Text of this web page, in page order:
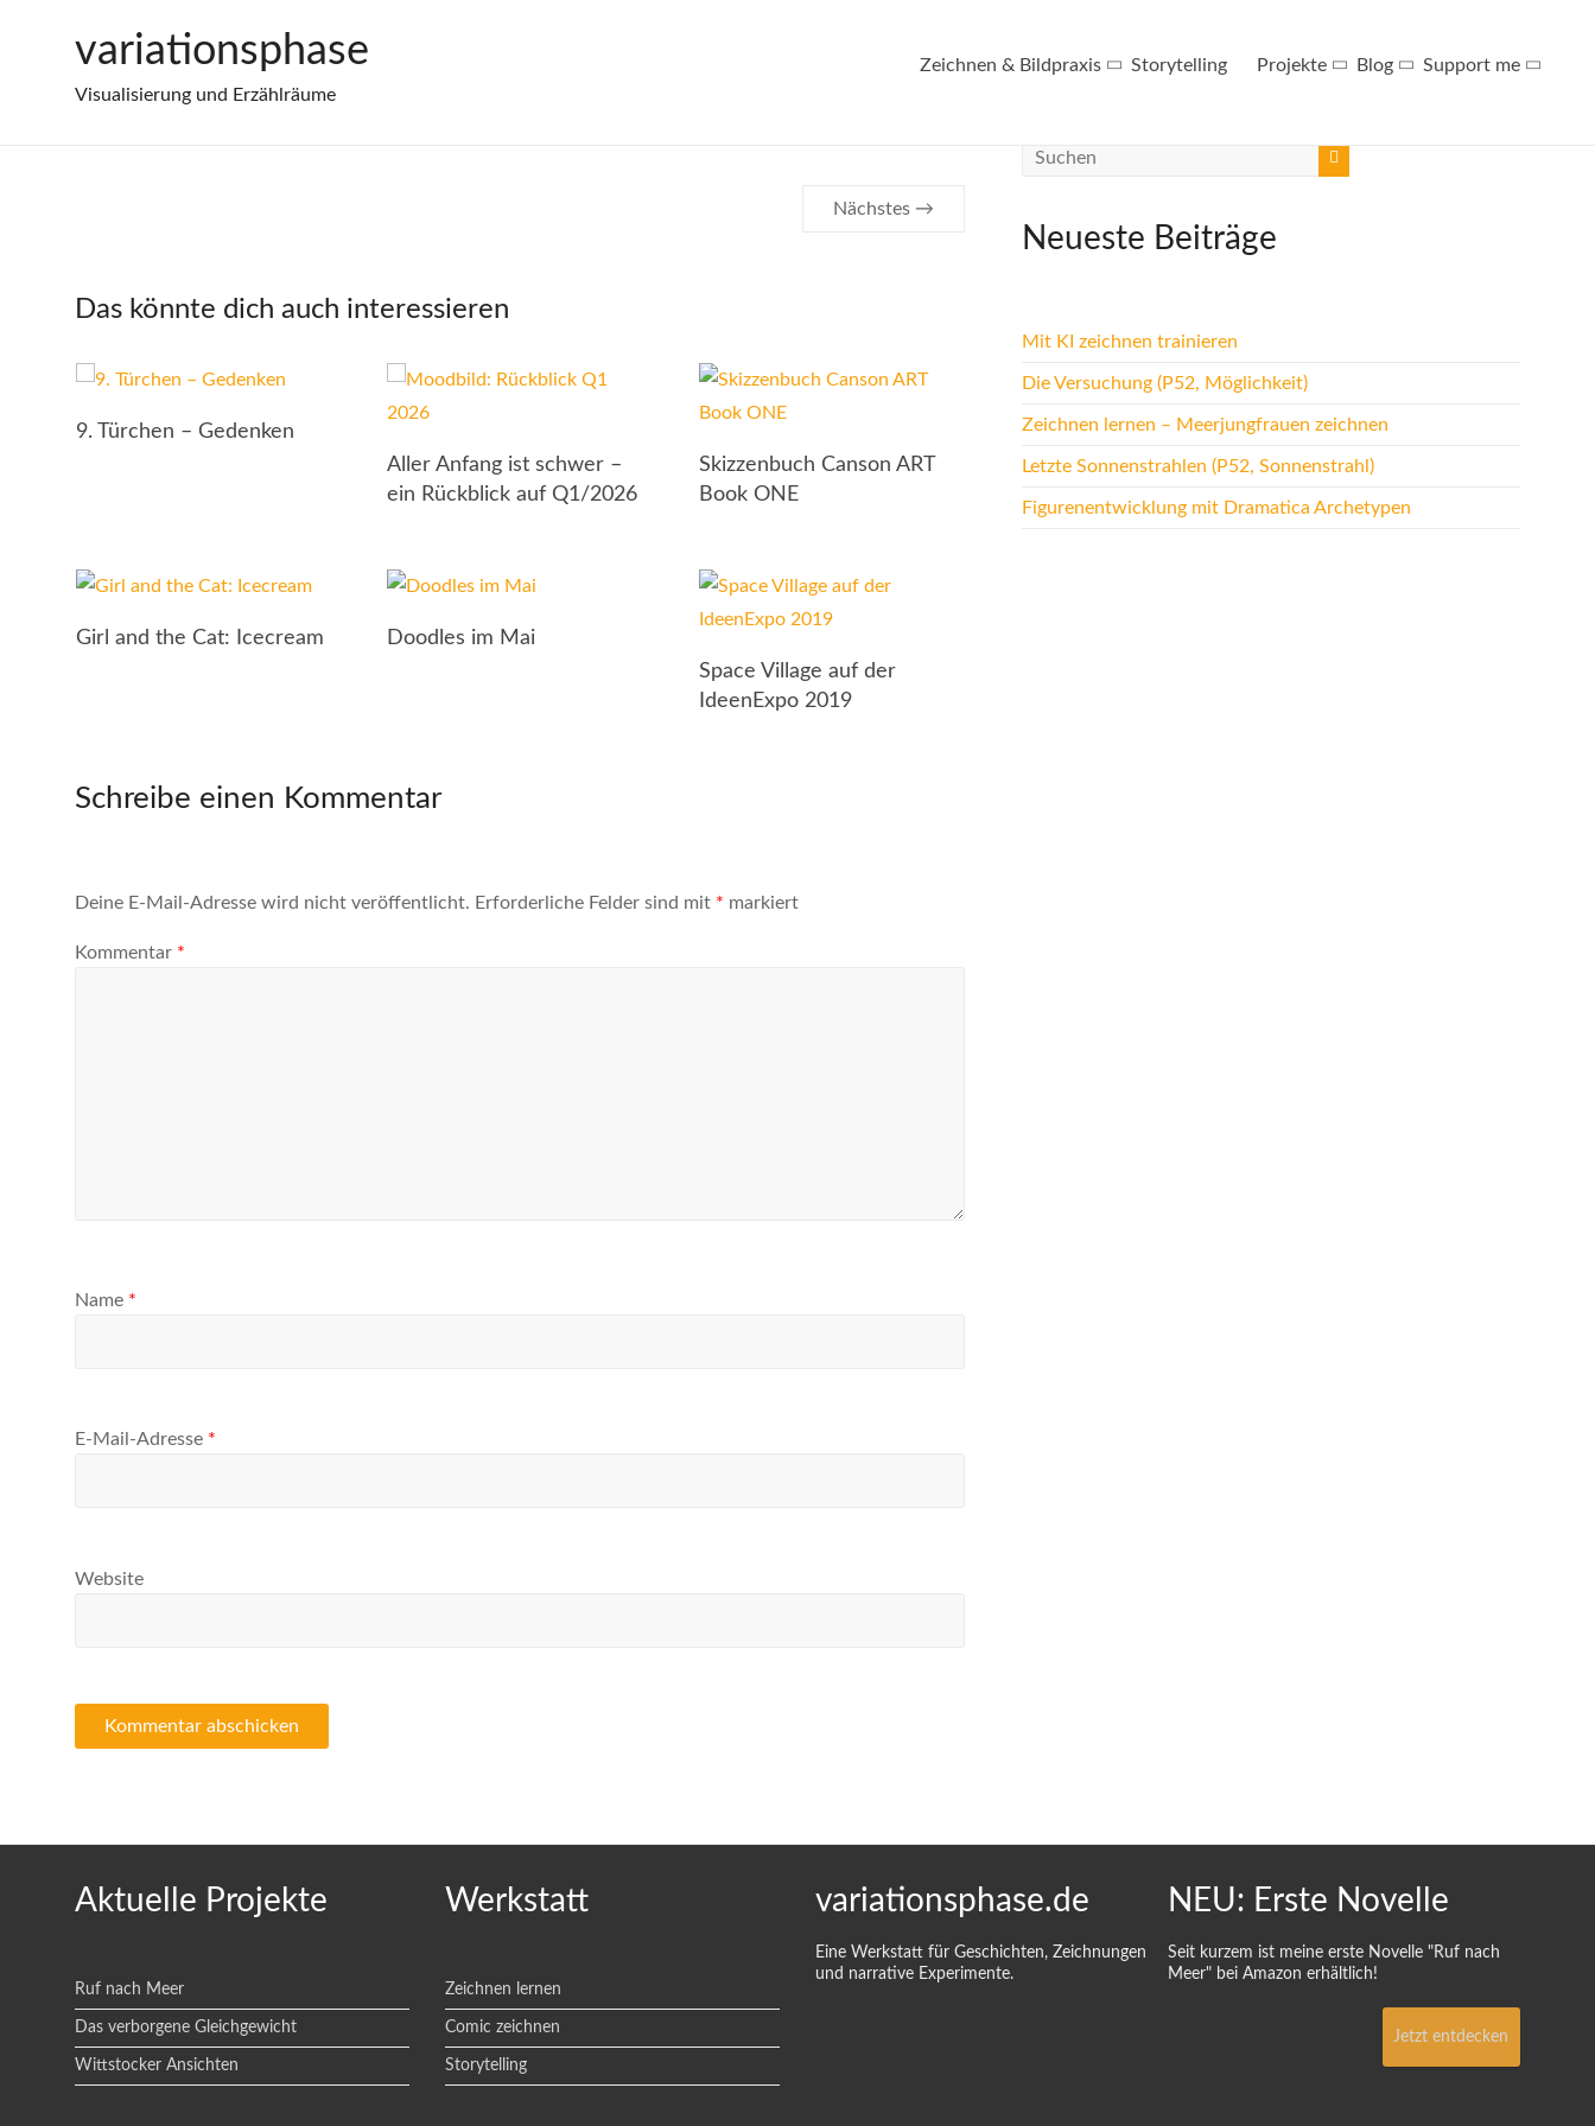
variationsphase
Visualisierung und Erzählräume
Zeichnen & Bildpraxis Storytelling Projekte Blog Support me
#13/365 – Pillow
Nächstes →
Das könnte dich auch interessieren
9. Türchen – Gedenken
Aller Anfang ist schwer –
ein Rückblick auf Q1/2026
Skizzenbuch Canson ART
Book ONE
Girl and the Cat: Icecream
Doodles im Mai
Space Village auf der
IdeenExpo 2019
Schreibe einen Kommentar
Deine E-Mail-Adresse wird nicht veröffentlicht. Erforderliche Felder sind mit * markiert
Kommentar *
Name *
E-Mail-Adresse *
Website
Neueste Beiträge
Mit KI zeichnen trainieren
Die Versuchung (P52, Möglichkeit)
Zeichnen lernen – Meerjungfrauen zeichnen
Letzte Sonnenstrahlen (P52, Sonnenstrahl)
Figurenentwicklung mit Dramatica Archetypen
Aktuelle Projekte
Ruf nach Meer
Das verborgene Gleichgewicht
Wittstocker Ansichten
Werkstatt
Zeichnen lernen
Comic zeichnen
Storytelling
variationsphase.de
Eine Werkstatt für Geschichten, Zeichnungen
und narrative Experimente.
NEU: Erste Novelle
Seit kurzem ist meine erste Novelle "Ruf nach
Meer" bei Amazon erhältlich!
Jetzt entdecken